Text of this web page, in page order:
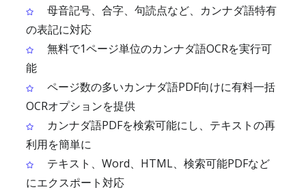
母音記号、合字、句読点など、カンナダ語特有
の表記に対応
無料で1ページ単位のカンナダ語OCRを実行可
能
ページ数の多いカンナダ語PDF向けに有料一括
OCRオプションを提供
カンナダ語PDFを検索可能にし、テキストの再
利用を簡単に
テキスト、Word、HTML、検索可能PDFなど
にエクスポート対応